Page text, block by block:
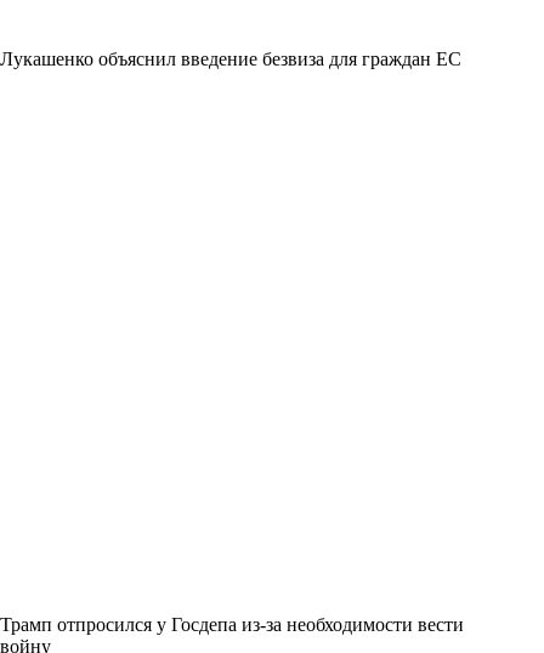
Лукашенко объяснил введение безвиза для граждан ЕС
Трамп отпросился у Госдепа из-за необходимости вести
войну